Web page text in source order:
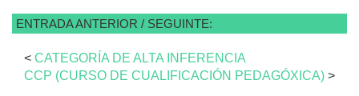
ENTRADA ANTERIOR / SEGUINTE:
< CATEGORÍA DE ALTA INFERENCIA
CCP (CURSO DE CUALIFICACIÓN PEDAGÓXICA) >